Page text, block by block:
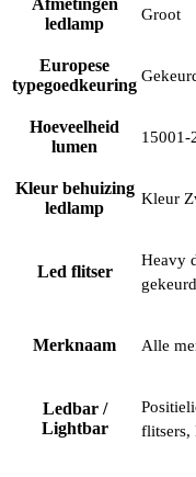
ledlamp
Groot
Europese
typegoedkeuring
Hoeveelheid
lumen
15001-
Kleur behuizing
ledlamp
Kleur
Led flitser
Heavy
Merknaam Alle
Ledbar /
Lightbar
flitsers,